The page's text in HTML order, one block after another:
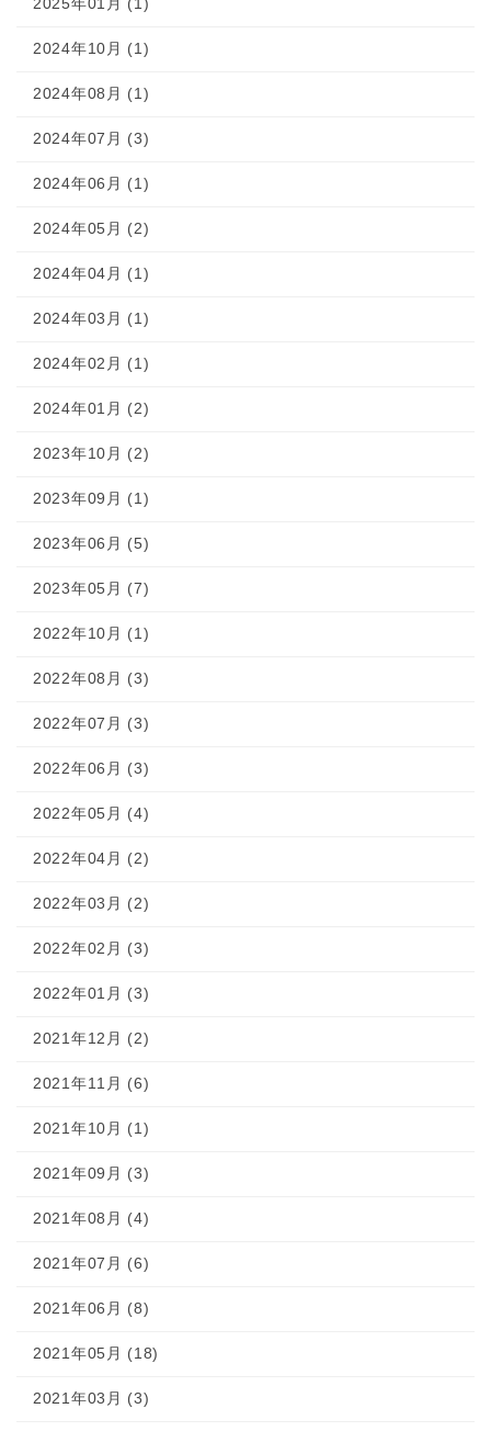
2024年10月 (1)
2024年08月 (1)
2024年07月 (3)
2024年06月 (1)
2024年05月 (2)
2024年04月 (1)
2024年03月 (1)
2024年02月 (1)
2024年01月 (2)
2023年10月 (2)
2023年09月 (1)
2023年06月 (5)
2023年05月 (7)
2022年10月 (1)
2022年08月 (3)
2022年07月 (3)
2022年06月 (3)
2022年05月 (4)
2022年04月 (2)
2022年03月 (2)
2022年02月 (3)
2022年01月 (3)
2021年12月 (2)
2021年11月 (6)
2021年10月 (1)
2021年09月 (3)
2021年08月 (4)
2021年07月 (6)
2021年06月 (8)
2021年05月 (18)
2021年03月 (3)